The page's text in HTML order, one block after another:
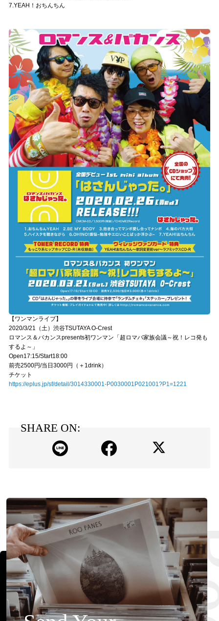
7.YEAH！おちんちん
【ワンマンライブ】
2020/3/21（土）渋谷TSUTAYA O-Crest
ロマンス＆バカンスpresents初ワンマン「超ロマバ家族会議～祝！レコ発も
するよ～」
Open17:15/Start18:00
前売2500円/当日3000円（＋1drink）
チケット
https://eplus.jp/sf/detail/3014330001-P0030001P021001?P1=1221
SHARE ON: